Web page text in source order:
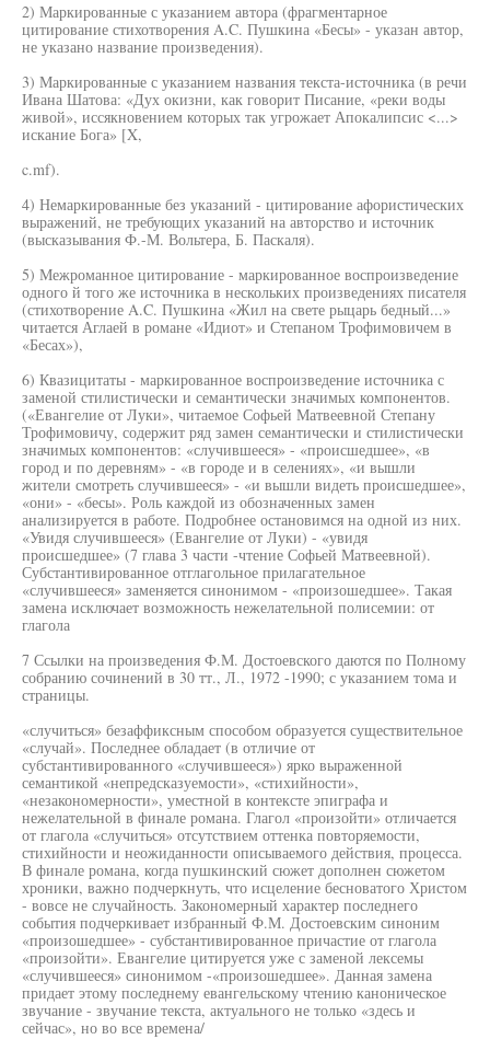
2) Маркированные с указанием автора (фрагментарное
цитирование стихотворения A.C. Пушкина «Бесы» - указан автор,
не указано название произведения).
3) Маркированные с указанием названия текста-источника (в речи
Ивана Шатова: «Дух окизни, как говорит Писание, «реки воды
живой», иссякновением которых так угрожает Апокалипсис <...>
искание Бога» [X,
c.mf).
4) Немаркированные без указаний - цитирование афористических
выражений, не требующих указаний на авторство и источник
(высказывания Ф.-М. Вольтера, Б. Паскаля).
5) Межроманное цитирование - маркированное воспроизведение
одного й того же источника в нескольких произведениях писателя
(стихотворение A.C. Пушкина «Жил на свете рыцарь бедный...»
читается Аглаей в романе «Идиот» и Степаном Трофимовичем в
«Бесах»),
6) Квазицитаты - маркированное воспроизведение источника с
заменой стилистически и семантически значимых компонентов.
(«Евангелие от Луки», читаемое Софьей Матвеевной Степану
Трофимовичу, содержит ряд замен семантически и стилистически
значимых компонентов: «случившееся» - «происшедшее», «в
город и по деревням» - «в городе и в селениях», «и вышли
жители смотреть случившееся» - «и вышли видеть происшедшее»,
«они» - «бесы». Роль каждой из обозначенных замен
анализируется в работе. Подробнее остановимся на одной из них.
«Увидя случившееся» (Евангелие от Луки) - «увидя
происшедшее» (7 глава 3 части -чтение Софьей Матвеевной).
Субстантивированное отглагольное прилагательное
«случившееся» заменяется синонимом - «произошедшее». Такая
замена исключает возможность нежелательной полисемии: от
глагола
7 Ссылки на произведения Ф.М. Достоевского даются по Полному
собранию сочинений в 30 тт., Л., 1972 -1990; с указанием тома и
страницы.
«случиться» безаффиксным способом образуется существительное
«случай». Последнее обладает (в отличие от
субстантивированного «случившееся») ярко выраженной
семантикой «непредсказуемости», «стихийности»,
«незакономерности», уместной в контексте эпиграфа и
нежелательной в финале романа. Глагол «произойти» отличается
от глагола «случиться» отсутствием оттенка повторяемости,
стихийности и неожиданности описываемого действия, процесса.
В финале романа, когда пушкинский сюжет дополнен сюжетом
хроники, важно подчеркнуть, что исцеление бесноватого Христом
- вовсе не случайность. Закономерный характер последнего
события подчеркивает избранный Ф.М. Достоевским синоним
«произошедшее» - субстантивированное причастие от глагола
«произойти». Евангелие цитируется уже с заменой лексемы
«случившееся» синонимом -«произошедшее». Данная замена
придает этому последнему евангельскому чтению каноническое
звучание - звучание текста, актуального не только «здесь и
сейчас», но во все времена/